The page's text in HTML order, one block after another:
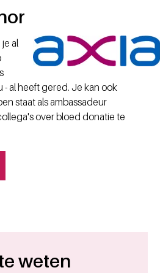
al
- al heeft gered. Je kan ook
staat als ambassadeur
over bloed donatie te
weten